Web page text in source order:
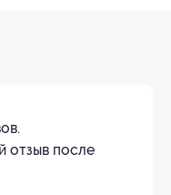
отзыв после